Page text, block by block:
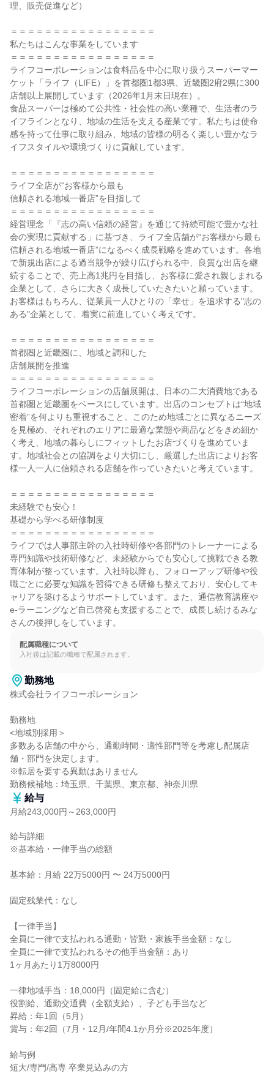
理、販売促進など）
＝＝＝＝＝＝＝＝＝＝＝＝＝＝＝＝＝
私たちはこんな事業をしています
＝＝＝＝＝＝＝＝＝＝＝＝＝＝＝＝＝
ライフコーポレーションは食料品を中心に取り扱うスーパーマー
ケット「ライフ（LIFE）」を首都圏1都3県、近畿圏2府2県に300
店舗以上展開しています（2026年1月末日現在）。
食品スーパーは極めて公共性・社会性の高い業種で、生活者のラ
イフラインとなり、地域の生活を支える産業です。私たちは使命
感を持って仕事に取り組み、地域の皆様の明るく楽しい豊かなラ
イフスタイルや環境づくりに貢献しています。
＝＝＝＝＝＝＝＝＝＝＝＝＝＝＝＝＝
ライフ全店が“お客様から最も
信頼される地域一番店”を目指して
＝＝＝＝＝＝＝＝＝＝＝＝＝＝＝＝＝
経営理念「『志の高い信頼の経営』を通じて持続可能で豊かな社
会の実現に貢献する」に基づき、ライフ全店舗が“お客様から最も
信頼される地域一番店”になるべく成長戦略を進めています。各地
で新規出店による過当競争が繰り広げられる中、良質な出店を継
続することで、売上高1兆円を目指し、お客様に愛され親しまれる
企業として、さらに大きく成長していたきたいと願っています。
お客様はもちろん、従業員一人ひとりの「幸せ」を追求する"志の
ある"企業として、着実に前進していく考えです。
＝＝＝＝＝＝＝＝＝＝＝＝＝＝＝＝＝
首都圏と近畿圏に、地域と調和した
店舗展開を推進
＝＝＝＝＝＝＝＝＝＝＝＝＝＝＝＝＝
ライフコーポレーションの店舗展開は、日本の二大消費地である
首都圏と近畿圏をベースにしています。出店のコンセプトは“地域
密着”を何よりも重視すること。このため地域ごとに異なるニーズ
を見極め、それぞれのエリアに最適な業態や商品などをきめ細か
く考え、地域の暮らしにフィットしたお店づくりを進めていま
す。地域社会との協調をより大切にし、厳選した出店によりお客
様一人一人に信頼される店舗を作っていきたいと考えています。
＝＝＝＝＝＝＝＝＝＝＝＝＝＝＝＝＝
未経験でも安心！
基礎から学べる研修制度
＝＝＝＝＝＝＝＝＝＝＝＝＝＝＝＝＝
ライフでは人事部主幹の入社時研修や各部門のトレーナーによる
専門知識や技術研修など、未経験からでも安心して挑戦できる教
育体制が整っています。入社時以降も、フォローアップ研修や役
職ごとに必要な知識を習得できる研修も整えており、安心してキ
ャリアを築けるようサポートしています。また、通信教育講座や
e-ラーニングなど自己啓発も支援することで、成長し続けるみな
さんの後押しをしています。
配属職種について
入社後は記載の職種で配属されます。
勤務地
株式会社ライフコーポレーション
勤務地
<地域別採用＞
多数ある店舗の中から、通勤時間・適性部門等を考慮し配属店
舗・部門を決定します。
※転居を要する異動はありません
勤務候補地：埼玉県、千葉県、東京都、神奈川県
給与
月給243,000円～263,000円
給与詳細
※基本給・一律手当の総額
基本給：月給 22万5000円 〜 24万5000円
固定残業代：なし
【一律手当】
全員に一律で支払われる通勤・皆勤・家族手当金額：なし
全員に一律で支払われるその他手当金額：あり
1ヶ月あたり1万8000円
一律地域手当：18,000円（固定給に含む）
役割給、通勤交通費（全額支給）、子ども手当など
昇給：年1回（5月）
賞与：年2回（7月・12月/年間4.1か月分※2025年度）
給与例
短大/専門/高専 卒業見込みの方